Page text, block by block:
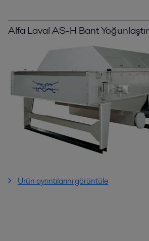
Alfa Laval AS-H Bant
Ürün ayrıntılarını görüntüle